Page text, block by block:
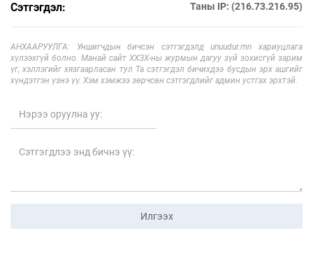
Сэтгэгдэл: Таны IP: (216.73.216.95)
АНХААРУУЛГА: Уншигчдын бичсэн сэтгэгдэлд unuudur.mn хариуцлага
хүлээхгүй болно. Манай сайт ХХЗХ-ны журмын дагуу зүй зохисгүй зарим
үг, хэллэгийг хязгаарласан тул Та сэтгэгдэл бичихдээ бусдын эрх ашгийг
хүндэтгэн үзнэ үү. Хэм хэмжээ зөрчсөн сэтгэгдлийг админ устгах эрхтэй.
Илгээх